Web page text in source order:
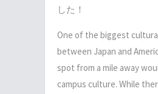
した！
One of the biggest
between Japan and
spot from a mile away
campus culture. While